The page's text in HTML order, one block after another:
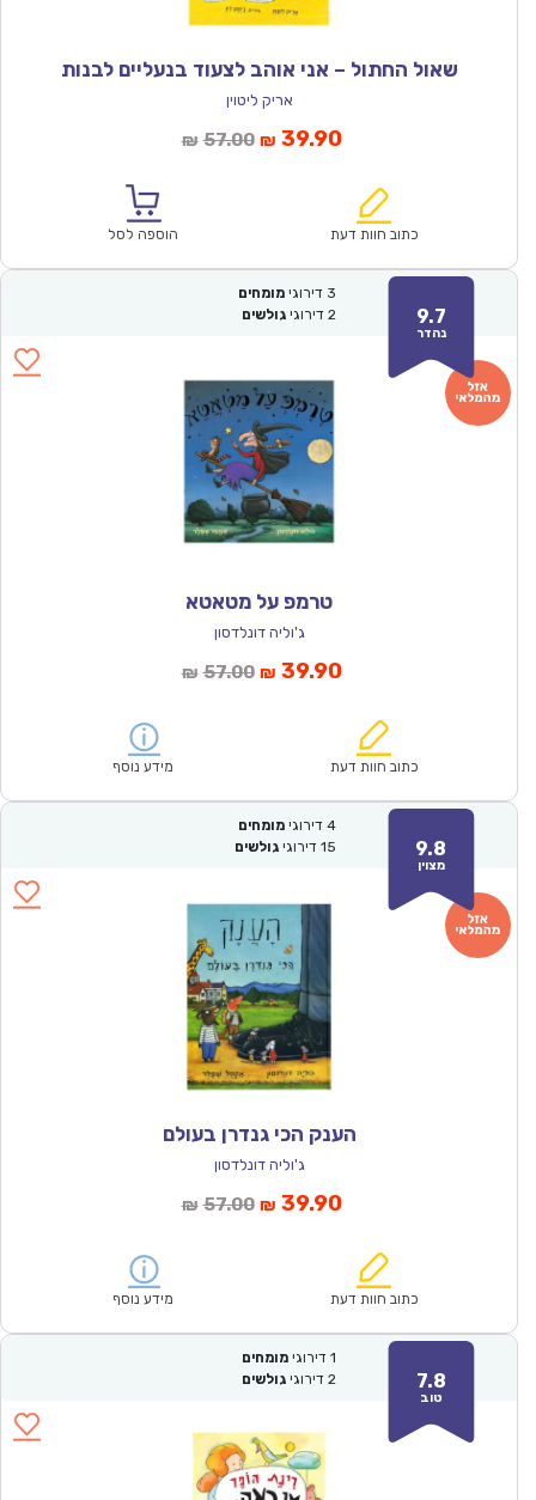
שאול החתול – אני אוהב לצעוד בנעליים לבנות
אריק ליטוין
₪ 57.00המחיר
₪57.00.
₪ 39.90המחיר
הוא:
כתוב חוות דעת הוספה לסל
9.7
נהדר
3 דירוגי מומחים
2 דירוגי גולשים
טרמפ על מטאטא
ג'וליה דונלדסון
₪ 57.00המחיר
₪57.00.
₪ 39.90המחיר
הוא:
כתוב חוות דעת מידע נוסף
9.8
מצוין
4 דירוגי מומחים
15 דירוגי גולשים
הענק הכי גנדרן בעולם
ג'וליה דונלדסון
₪ 57.00המחיר
₪57.00.
₪ 39.90המחיר
הוא:
כתוב חוות דעת מידע נוסף
7.8
טוב
1 דירוגי מומחים
2 דירוגי גולשים